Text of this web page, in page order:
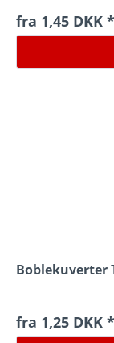
fra 1,45 DKK *
Boblekuverter
fra 1,25 DKK *